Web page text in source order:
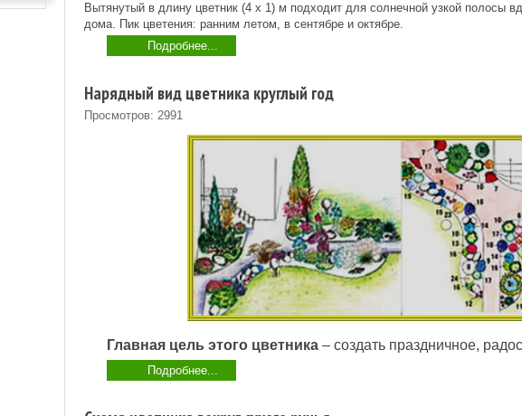
Вытянутый в длину цветник (4 x 1) м подходит для солнечной узкой полосы
дома. Пик цветения: ранним летом, в сентябре и октябре.
Подробнее...
Нарядный вид цветника круглый год
Просмотров: 2991
Главная цель этого цветника– создать праздничное,
Подробнее...